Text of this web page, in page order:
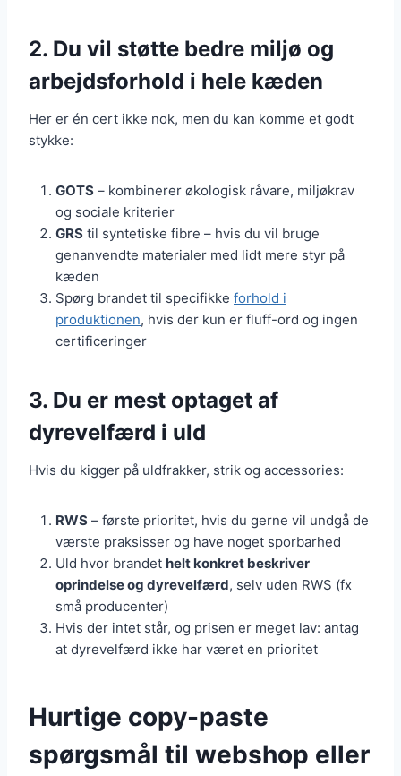
2. Du vil støtte bedre miljø og
arbejdsforhold i hele kæden
Her er én cert ikke nok, men du kan komme et godt
stykke:
GOTS – kombinerer økologisk råvare, miljøkrav
og sociale kriterier
GRS til syntetiske fibre – hvis du vil bruge
genanvendte materialer med lidt mere styr på
kæden
Spørg brandet til specifikke forhold i
produktionen, hvis der kun er fluff-ord og ingen
certificeringer
3. Du er mest optaget af
dyrevelfærd i uld
Hvis du kigger på uldfrakker, strik og accessories:
RWS – første prioritet, hvis du gerne vil undgå de
værste praksisser og have noget sporbarhed
Uld hvor brandet helt konkret beskriver
oprindelse og dyrevelfærd, selv uden RWS (fx
små producenter)
Hvis der intet står, og prisen er meget lav: antag
at dyrevelfærd ikke har været en prioritet
Hurtige copy-paste
spørgsmål til webshop eller